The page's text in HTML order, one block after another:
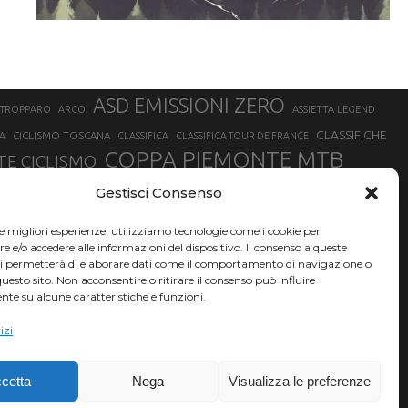
Gestisci Consenso
migliori esperienze, utilizziamo tecnologie come i cookie per
e/o accedere alle informazioni del dispositivo. Il consenso a queste
permetterà di elaborare dati come il comportamento di navigazione o
sito. Non acconsentire o ritirare il consenso può influire
su alcune caratteristiche e funzioni.
Nega Visualizza le preferenze
ARCO ASD EMISSIONI ZERO ASSIETTA LEGEND
CICLISMO TOSCANA CLASSIFICA CLASSIFICA TOUR DE FRANCE CLASSIFICHE
CICLISMO COPPA PIEMONTE MTB
FABIO ARU FIAB FINALE LIGURE
HERVÉ BARMASSE INSUBRIA BIKE FESTIVAL
LUCA BRAIDOT MARATHON BIKE DELLA BRIANZA
MATHIEU VAN DER POEL
TRIATHLON OLIMPICO